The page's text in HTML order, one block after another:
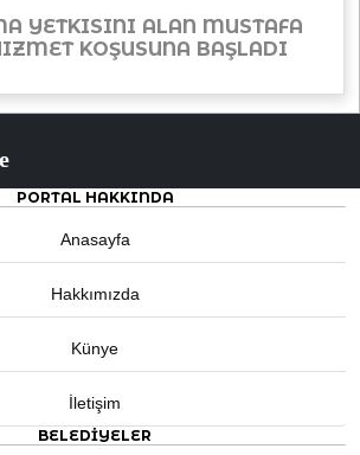
YETKISINI ALAN MUSTAFA
KOŞUSUNA BAŞLADI
PORTAL HAKKINDA
Anasayfa
Hakkımızda
Künye
İletişim
BELEDIYELER